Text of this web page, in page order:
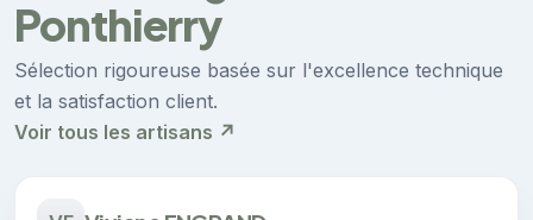
Ponthierry
Sélection rigoureuse basée sur l'excellence technique
et la satisfaction client.
Voir tous les artisans ↗